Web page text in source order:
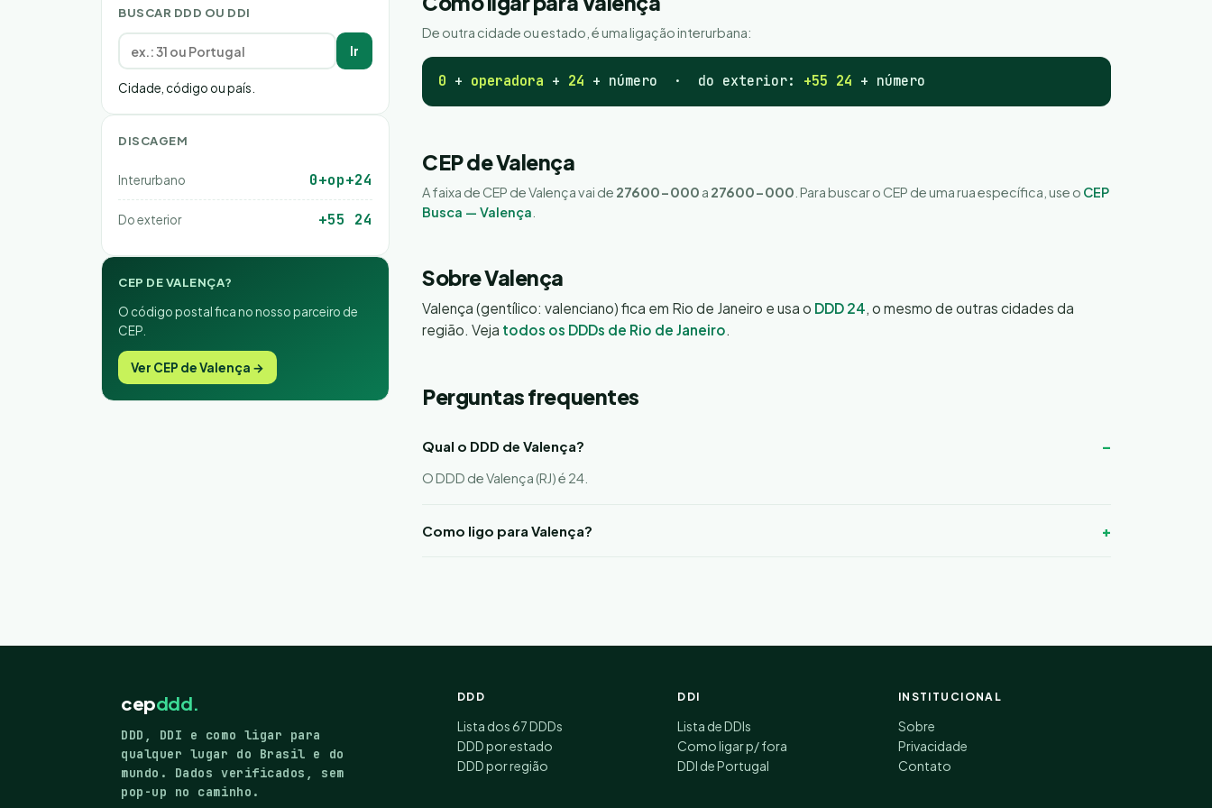
BUSCAR DDD OU DDI
Ir
Cidade, código ou país.
DISCAGEM
Interurbano 0+op+24
Do exterior +55 24
CEP DE VALENÇA?
O código postal fica no nosso parceiro de
CEP.
Ver CEP de Valença →
De outra cidade ou estado, é uma ligação interurbana:
0 + operadora + 24 + número · do exterior: +55 24 + número
CEP de Valença
A faixa de CEP de Valença vai de 27600-000 a 27600-000 . Para buscar o CEP de uma rua específica, use o CEP
Busca — Valença
Sobre Valença
Valença (gentílico: valenciano) fica em Rio de Janeiro e usa o DDD 24, o mesmo de outras cidades da
região. Veja todos os DDDs de Rio de Janeiro.
Perguntas frequentes
Qual o DDD de Valença?
O DDD de Valença (RJ) é 24.
Como ligo para Valença?
cepddd.
DDD, DDI e como ligar para
qualquer lugar do Brasil e do
mundo. Dados verificados, sem
pop-up no caminho.
DDD
Lista dos 67 DDDs
DDD por estado
DDD por região
DDI
Lista de DDIs
Como ligar p/ fora
DDI de Portugal
INSTITUCIONAL
Sobre
Privacidade
Contato